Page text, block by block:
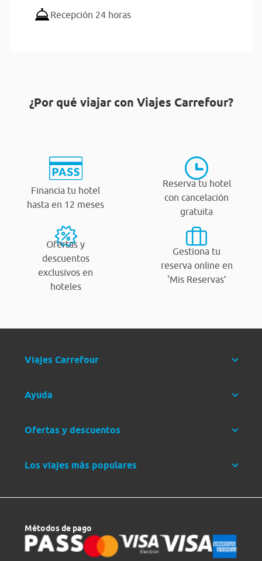
Recepción 24 horas
¿Por qué viajar con Viajes Carrefour?
Financia tu hotel
hasta en 12 meses
Reserva tu hotel
con cancelación
gratuita
Ofertas y
descuentos
exclusivos en
hoteles
Gestiona tu
reserva online en
‘Mis Reservas’
Viajes Carrefour
Ayuda
Ofertas y descuentos
Los viajes más populares
Métodos de pago